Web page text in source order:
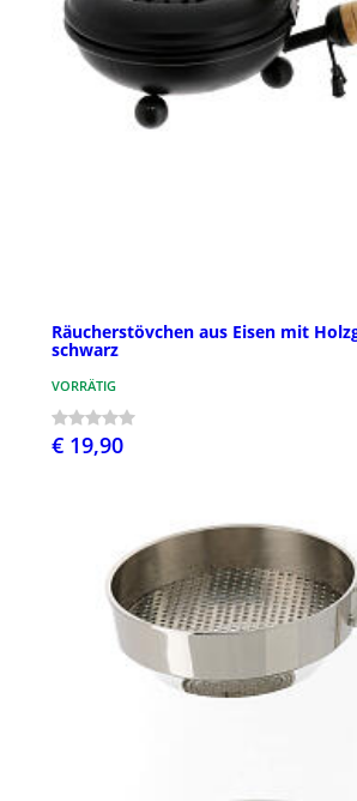
Räucherstövchen aus Eisen mit
schwarz
VORRÄTIG
€ 19,90